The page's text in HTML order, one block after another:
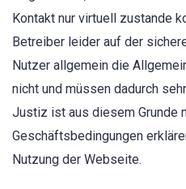
Kontakt nur virtuell zustande
Betreiber leider auf der
Nutzer allgemein die
nicht und müssen dadurch
Justiz ist aus diesem Grunde
Geschäftsbedingungen
Nutzung der Webseite.